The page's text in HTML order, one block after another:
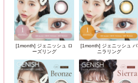
[1month] ジェニッシュ ロ
ーズリング
[1month] ジェニッシュ バ
ニラリング